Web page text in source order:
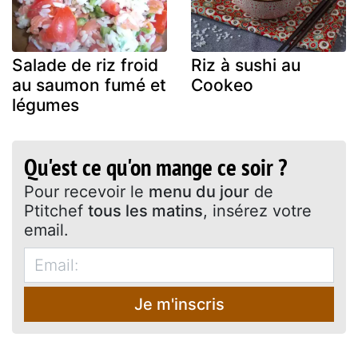
Salade de riz froid
au saumon fumé et
légumes
Riz à sushi au
Cookeo
Qu'est ce qu'on mange ce soir ?
Pour recevoir le menu du jour de
Ptitchef tous les matins, insérez votre
email.
Je m'inscris